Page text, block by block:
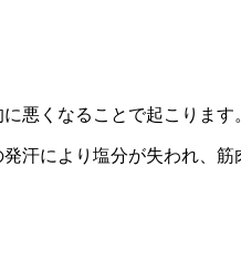
悪くなることで起こります
発汗により塩分が失われ、